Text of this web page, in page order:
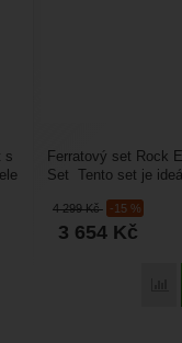
s
4 299Kč -15 %
3 654 Kč
Ferratový set Rock
Set Tento set je